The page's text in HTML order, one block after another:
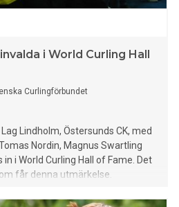
i World Curling Hall
Curlingförbundet
Lindholm, Östersunds CK, med
Nordin, Magnus Swartling
i World Curling Hall of Fame. Det
får denna utmärkelse.